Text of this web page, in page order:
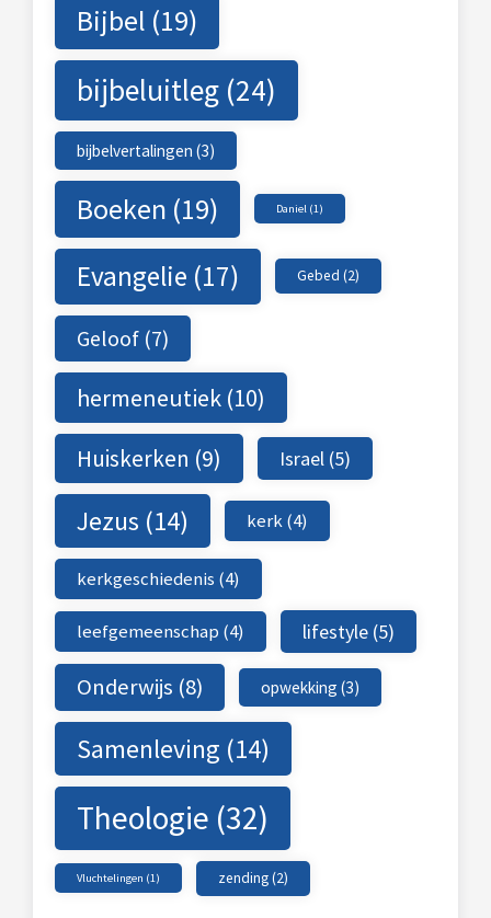
Bijbel (19)
bijbeluitleg (24)
bijbelvertalingen (3)
Boeken (19) Daniel (1)
Evangelie (17) Gebed (2)
Geloof (7)
hermeneutiek (10)
Huiskerken (9) Israel (5)
Jezus (14) kerk(4)
kerkgeschiedenis (4)
leefgemeenschap (4) lifestyle (5)
Onderwijs (8) opwekking (3)
Samenleving (14)
Theologie (32)
Vluchtelingen (1) zending(2)